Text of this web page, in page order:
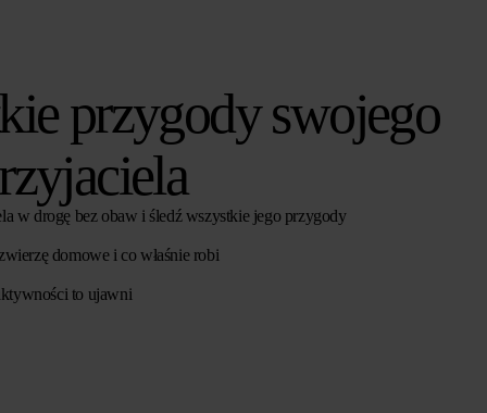
przygody swojego
w drogę bez obaw i śledź wszystkie jego przygody
domowe i co właśnie robi
to ujawni